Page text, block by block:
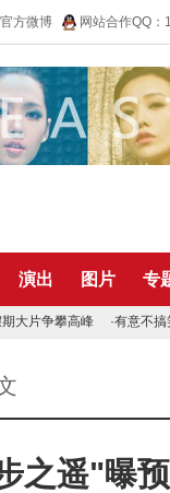
方微博 网站合作QQ
演出 图片 专
大片争攀高峰 ·有意不搞
之遥"曝